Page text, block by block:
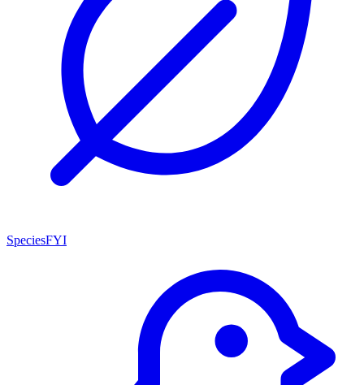
SpeciesFYI